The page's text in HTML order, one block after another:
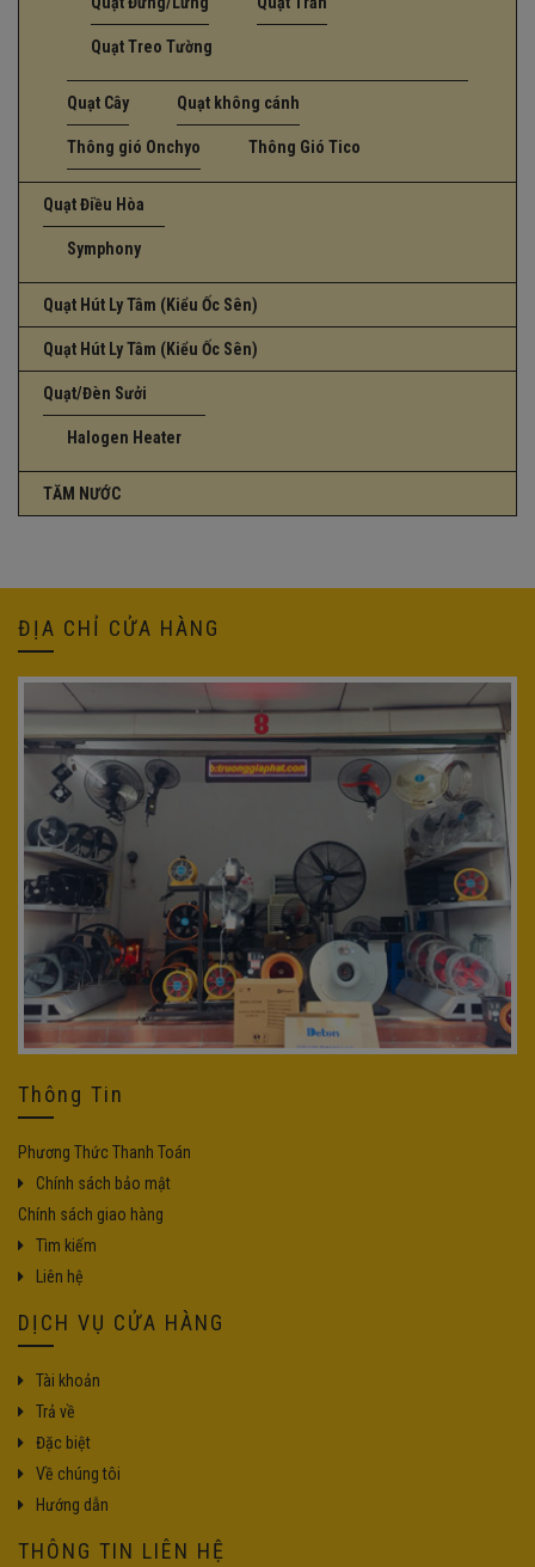
Quạt Treo Tường
Quạt Cây Quạt không cánh
Thông gió Onchyo Thông Gió Tico
Quạt Điều Hòa
Symphony
Quạt Hút Ly Tâm (Kiểu Ốc Sên)
Quạt Hút Ly Tâm (Kiểu Ốc Sên)
Quạt/Đèn Sưởi
Halogen Heater
TĂM NƯỚC
ĐỊA CHỈ CỬA HÀNG
Thông Tin
Phương Thức Thanh Toán
Chính sách bảo mật
Chính sách giao hàng
Tìm kiếm
Liên hệ
DỊCH VỤ CỬA HÀNG
Tài khoản
Trả về
Đặc biệt
Về chúng tôi
Hướng dẫn
THÔNG TIN LIÊN HỆ